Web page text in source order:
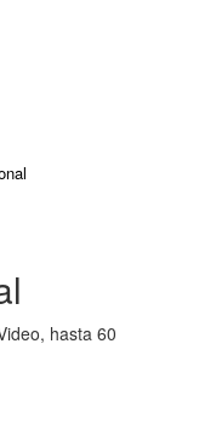
hasta 60